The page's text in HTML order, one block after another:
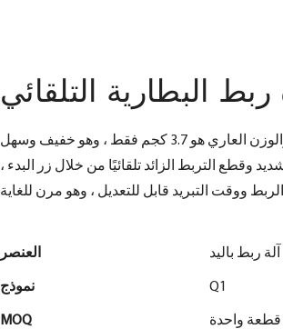
ربط البطارية التلقائي
هذه آلة ربط الكهرباء هذه هي طراز محرك بدون فرش ، والوزن العاري هو 3.7 كجم فقط ، وهو خفيف وسهل
وقطع التربط الزائد تلقائيًا من خلال زر البدء ،
آلة ربط باليد
نموذج Q1
MOQ واحدة